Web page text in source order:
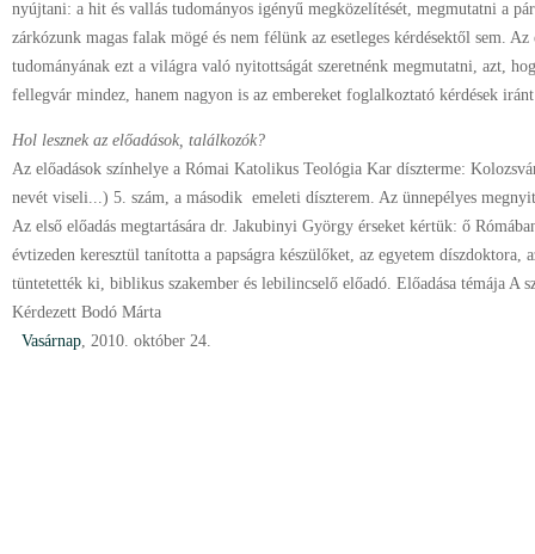
nyújtani: a hit és vallás tudományos igényű megközelítését, megmutatni a
zárkózunk magas falak mögé és nem félünk az esetleges kérdésektől sem. Az
tudományának ezt a világra való nyitottságát szeretnénk megmutatni, azt,
fellegvár mindez, hanem nagyon is az embereket foglalkoztató kérdések
Hol lesznek az előadások, találkozók?
Az előadások színhelye a Római Katolikus Teológia Kar díszterme:
nevét viseli...) 5. szám, a második emeleti díszterem. Az ünnepélyes
Az első előadás megtartására dr. Jakubinyi György érseket kértük: ő
évtizeden keresztül tanította a papságra készülőket, az egyetem
tüntetették ki, biblikus szakember és lebilincselő előadó. Előadása témája A
Kérdezett Bodó Márta
Vasárnap, 2010. október 24.